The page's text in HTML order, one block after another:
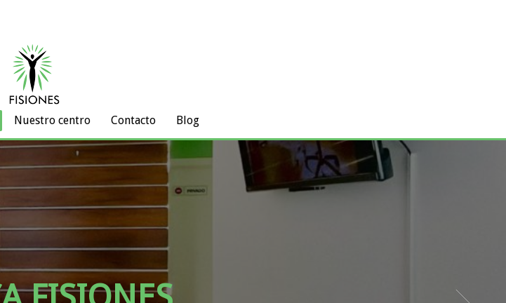
Nuestro centro Contacto Blog